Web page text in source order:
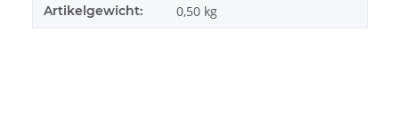
Artikelgewicht: 0,50 kg